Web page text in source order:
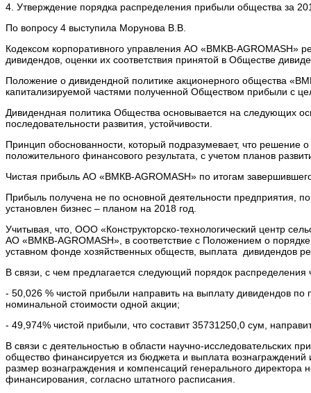
4. Утверждение порядка распределения прибыли общества за
По вопросу 4 выступила Морунова В.В.
Кодексом корпоративного управления АО «BMKB-AGROMASH»
дивидендов, оценки их соответствия принятой в Обществе
Положение о дивидендной политике акционерного общества
капитализируемой частями полученной Обществом прибыли с
Дивидендная политика Общества основывается на следующих
последовательности развития, устойчивости.
Принцип обоснованности, который подразумевает, что
положительного финансового результата, с учетом планов
Чистая прибыль АО «ВМКВ-AGROMASH» по итогам
Прибыль получена не по основной деятельности предприятия,
установлен бизнес – планом на 2018 год.
Учитывая, что, ООО «Конструкторско-технологический центр
АО «ВМКВ-AGROMASH», в соответствие с Положением о
уставном фонде хозяйственных обществ, выплата дивидендов
В связи, с чем предлагается следующий порядок
- 50,026 % чистой прибыли направить на выплату дивидендов
номинальной стоимости одной акции;
- 49,974% чистой прибыли, что составит 35731250,0 сум,
В связи с деятельностью в области научно-исследовательских
общество финансируется из бюджета и выплата
размер вознаграждения и компенсаций генерального
финансирования, согласно штатного расписания.